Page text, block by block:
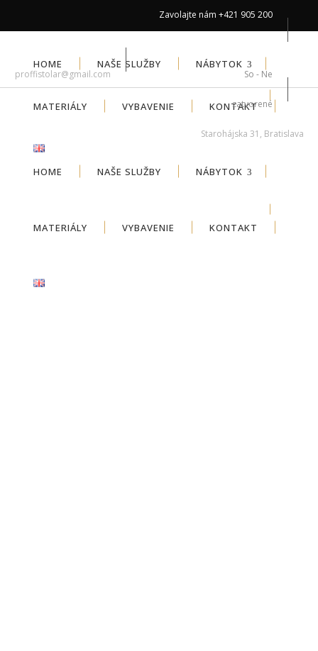
proffistolar@gmail.com
Zavolajte nám +421 905 200
Po - Pia 8.00-15.00 So - Ne
zatvorené
Starohájska 31, Bratislava
HOME NAŠE SLUŽBY NÁBYTOK
MATERIÁLY VYBAVENIE KONTAKT
HOME NAŠE SLUŽBY NÁBYTOK
MATERIÁLY VYBAVENIE KONTAKT